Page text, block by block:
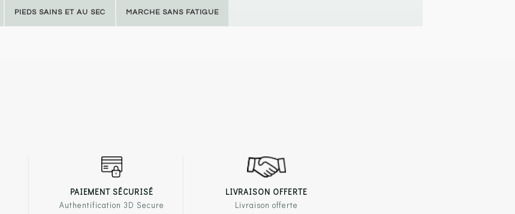
PIEDS SAINS ET AU SEC MARCHE SANS FATIGUE
PAIEMENT SÉCURISÉ
Authentification 3D Secure
LIVRAISON OFFERTE
Livraison offerte